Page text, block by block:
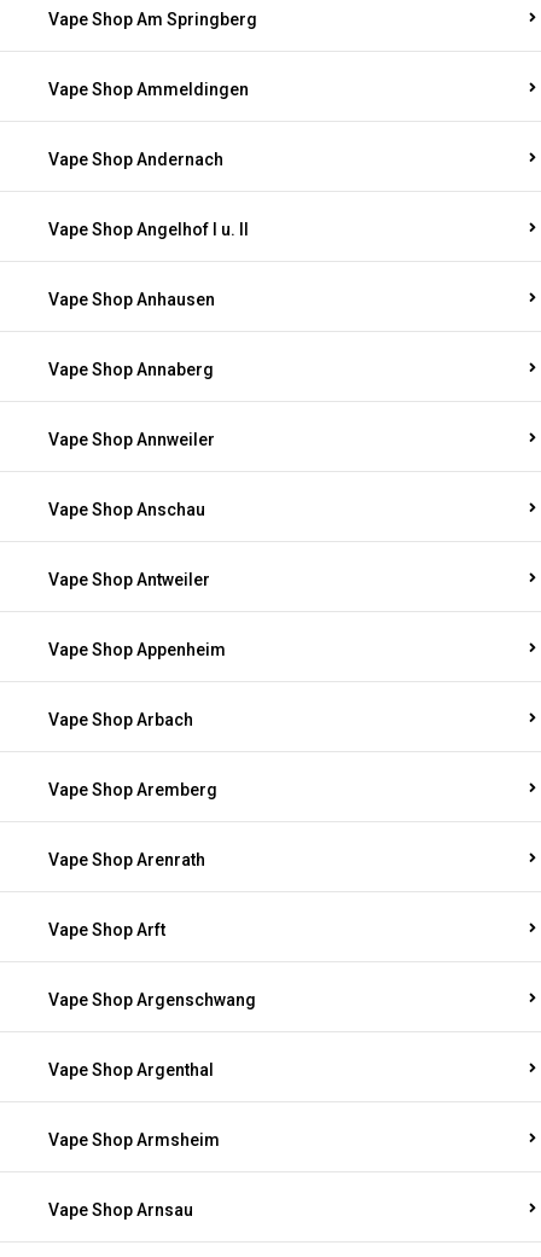
Vape Shop Am Springberg
Vape Shop Ammeldingen
Vape Shop Andernach
Vape Shop Angelhof I u. II
Vape Shop Anhausen
Vape Shop Annaberg
Vape Shop Annweiler
Vape Shop Anschau
Vape Shop Antweiler
Vape Shop Appenheim
Vape Shop Arbach
Vape Shop Aremberg
Vape Shop Arenrath
Vape Shop Arft
Vape Shop Argenschwang
Vape Shop Argenthal
Vape Shop Armsheim
Vape Shop Arnsau